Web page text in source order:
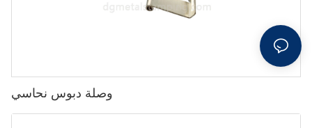
وصلة دبوس نحاسي